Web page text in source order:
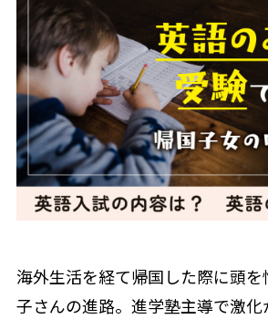
海外生活を経て帰国した際に頭
子さんの進路。進学塾主導で激